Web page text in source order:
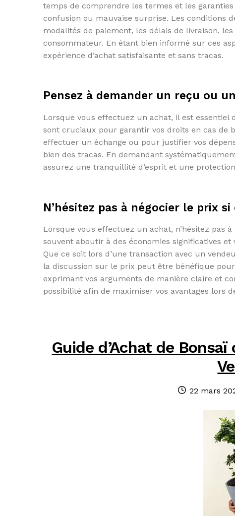
temps de comprendre les termes et les
confusion ou mauvaise surprise. Les conditions
modalités de paiement, les délais de livraison,
consommateur. En étant bien informé sur ces
expérience d’achat satisfaisante et sans tracas.
Pensez à demander un reçu ou
Lorsque vous effectuez un achat, il est
sont cruciaux pour garantir vos droits en cas de
effectuer un échange ou pour justifier vos
bien des tracas. En demandant
assurez une tranquillité d’esprit et une
N’hésitez pas à négocier le prix si
Lorsque vous effectuez un achat, n’hésitez pas
souvent aboutir à des économies significatives
Que ce soit lors d’une transaction avec un
la discussion sur le prix peut être bénéfique
exprimant vos arguments de manière claire et
possibilité afin de maximiser vos avantages lors
Guide d’Achat de
Publié
22 mars